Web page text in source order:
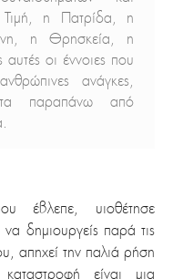
Τιμή, η Πατρίδα, η
η Θρησκεία, η
οι έννοιες που
ανάγκες,
παραπάνω από
έβλεπε, υιοθέτησε
δημιουργείς παρά τις
απηχεί την παλιά ρήση
είναι μια